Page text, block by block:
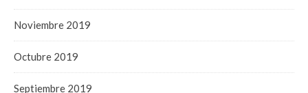
Noviembre 2019
Octubre 2019
Septiembre 2019